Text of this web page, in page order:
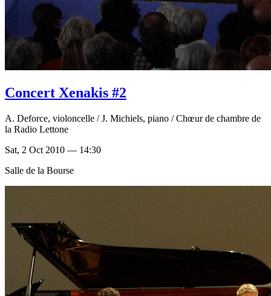
Concert Xenakis #2
A. Deforce, violoncelle / J. Michiels, piano / Chœur de chambre de
la Radio Lettone
Sat, 2 Oct 2010 — 14:30
Salle de la Bourse